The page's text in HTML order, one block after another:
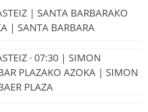
| SANTA BARBARAKO
| SANTA BARBARA
· 07:30 | SIMON
PLAZAKO AZOKA | SIMON
PLAZA